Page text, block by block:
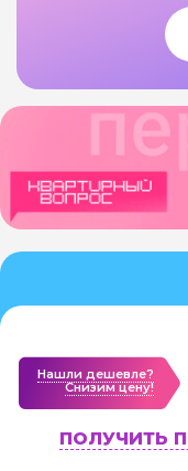
Нашли дешевле?
Cнизим цену!
ПОЛУЧИТЬ